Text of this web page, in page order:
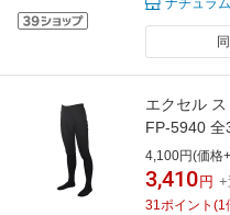
ナチュラ
エクセル
FP-5940 全
4,100円(価格
3,410 円 +
31ポイント (1